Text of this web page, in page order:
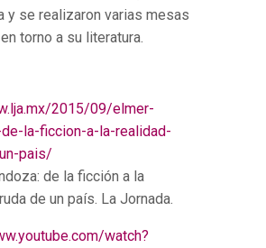
y se realizaron varias mesas
torno a su literatura.
2015/09/elmer-
la-ficcion-a-la-realidad-
pais/
de la ficción a la
de un país. La Jornada.
watch?